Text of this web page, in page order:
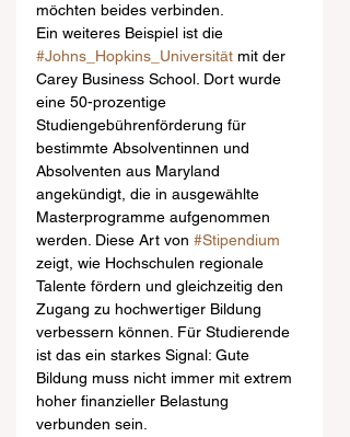
möchten beides verbinden.
Ein weiteres Beispiel ist die
#Johns_Hopkins_Universität mit der
Carey Business School. Dort wurde
eine 50-prozentige
Studiengebührenförderung für
bestimmte Absolventinnen und
Absolventen aus Maryland
angekündigt, die in ausgewählte
Masterprogramme aufgenommen
werden. Diese Art von #Stipendium
zeigt, wie Hochschulen regionale
Talente fördern und gleichzeitig den
Zugang zu hochwertiger Bildung
verbessern können. Für Studierende
ist das ein starkes Signal: Gute
Bildung muss nicht immer mit extrem
hoher finanzieller Belastung
verbunden sein.